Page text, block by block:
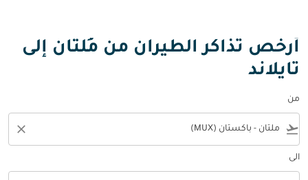
أرخص تذاكر الطيران من مُلتان إلى
تايلاند
من
flight_takeoff
close
الى